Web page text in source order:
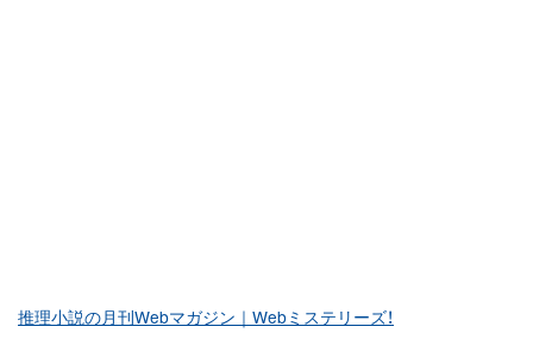
推理小説の月刊Webマガジン｜Webミステリーズ！